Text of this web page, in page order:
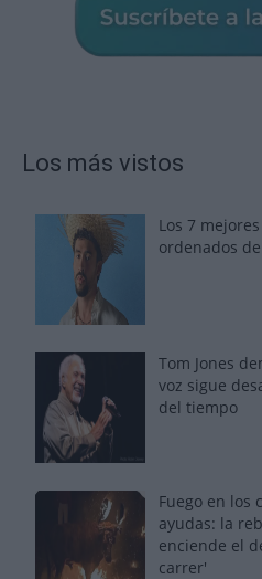
Los más vistos
Los 7
ordenados
Tom Jones
voz sigue
del tiempo
Fuego en los
ayudas: la
enciende el
carrer'